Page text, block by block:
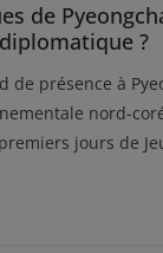
de
?
de présence à
nord-
jours de